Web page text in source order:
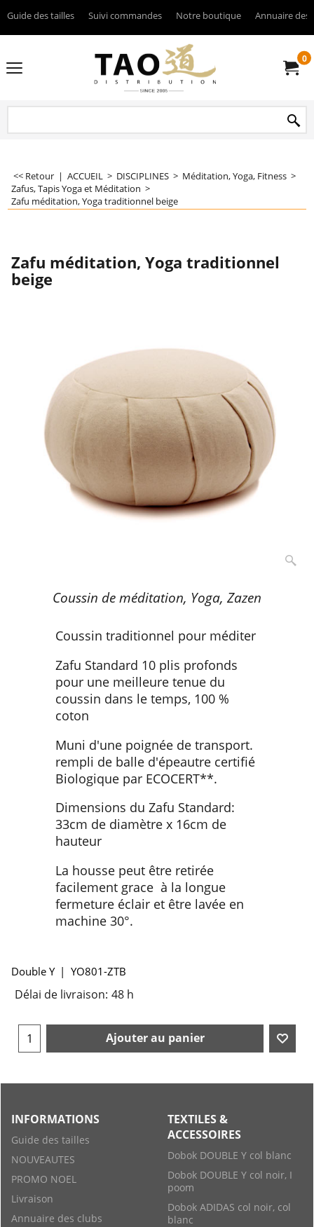
Guide des tailles Suivi commandes Notre boutique Annuaire des
0
<< Retour | ACCUEIL > DISCIPLINES > Méditation, Yoga, Fitness >
Zafus, Tapis Yoga et Méditation >
Zafu méditation, Yoga traditionnel beige
Zafu méditation, Yoga traditionnel
beige
Coussin de méditation, Yoga, Zazen
Coussin traditionnel pour méditer
Zafu Standard 10 plis profonds
pour une meilleure tenue du
coussin dans le temps, 100 %
coton
Muni d'une poignée de transport.
rempli de balle d'épeautre certifié
Biologique par ECOCERT**.
Dimensions du Zafu Standard:
33cm de diamètre x 16cm de
hauteur
La housse peut être retirée
facilement grace à la longue
fermeture éclair et être lavée en
machine 30°.
Double Y YO801-ZTB
Délai de livraison: 48 h
Ajouter au panier
INFORMATIONS
Guide des tailles
NOUVEAUTES
PROMO NOEL
Livraison
Annuaire des clubs
TEXTILES &
ACCESSOIRES
Dobok DOUBLE Y col blanc
Dobok DOUBLE Y col noir, I
poom
Dobok ADIDAS col noir, col
blanc